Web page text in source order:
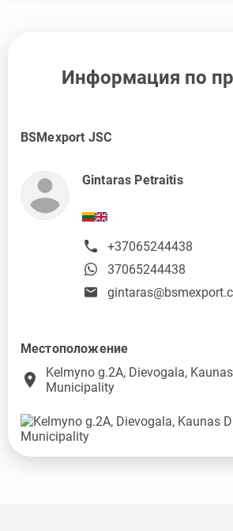
Информация по
BSMexport JSC
Gintaras Petraitis
+37065244438
37065244438
Местоположение
place
Kelmyno g.2A, Dievogala,
Municipality